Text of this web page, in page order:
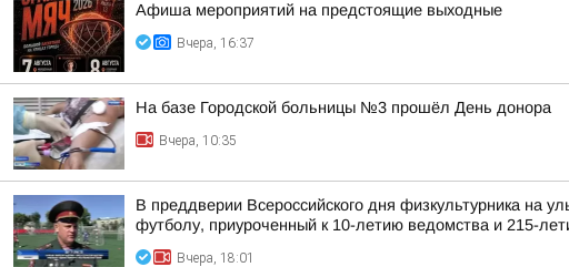
Афиша мероприятий на предстоящие выходные
Вчера, 16:37
На базе Городской больницы №3 прошёл День донора
Вчера, 10:35
В преддверии Всероссийского дня физкультурника на
футболу, приуроченный к 10-летию ведомства и 215-
Вчера, 18:01